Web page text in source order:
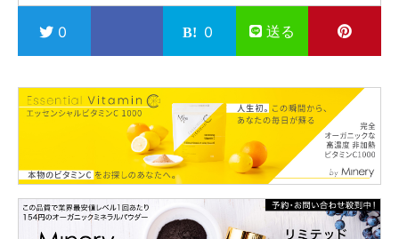
0 0 送る